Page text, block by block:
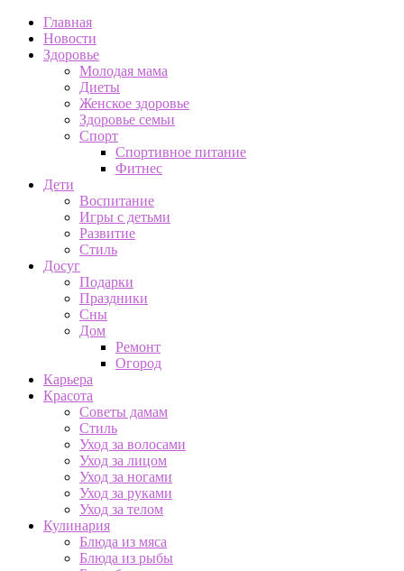
Главная
Новости
Здоровье
Молодая мама
Диеты
Женское здоровье
Здоровье семьи
Спорт
Спортивное питание
Фитнес
Дети
Воспитание
Игры с детьми
Развитие
Стиль
Досуг
Подарки
Праздники
Сны
Дом
Ремонт
Огород
Карьера
Красота
Советы дамам
Стиль
Уход за волосами
Уход за лицом
Уход за ногами
Уход за руками
Уход за телом
Кулинария
Блюда из мяса
Блюда из рыбы